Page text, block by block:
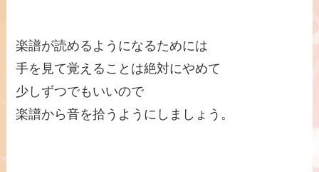
楽譜が読めるようになるためには
手を見て覚えることは絶対にやめて
少しずつでもいいので
楽譜から音を拾うようにしましょう。